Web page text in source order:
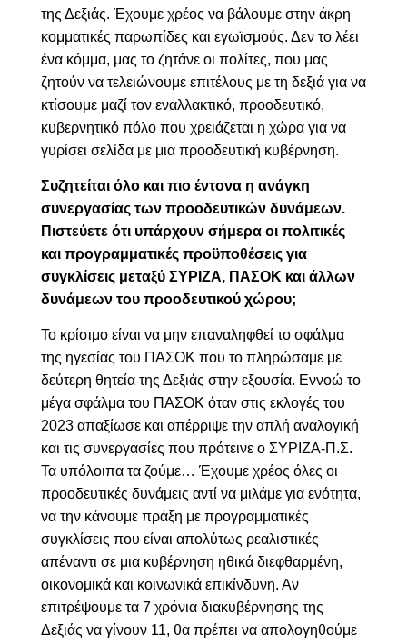
της Δεξιάς. Έχουμε χρέος να βάλουμε στην άκρη
κομματικές παρωπίδες και εγωϊσμούς. Δεν το λέει
ένα κόμμα, μας το ζητάνε οι πολίτες, που μας
ζητούν να τελειώνουμε επιτέλους με τη δεξιά για να
κτίσουμε μαζί τον εναλλακτικό, προοδευτικό,
κυβερνητικό πόλο που χρειάζεται η χώρα για να
γυρίσει σελίδα με μια προοδευτική κυβέρνηση.
Συζητείται όλο και πιο έντονα η ανάγκη
συνεργασίας των προοδευτικών δυνάμεων.
Πιστεύετε ότι υπάρχουν σήμερα οι πολιτικές
και προγραμματικές προϋποθέσεις για
συγκλίσεις μεταξύ ΣΥΡΙΖΑ, ΠΑΣΟΚ και άλλων
δυνάμεων του προοδευτικού χώρου;
Το κρίσιμο είναι να μην επαναληφθεί το σφάλμα
της ηγεσίας του ΠΑΣΟΚ που το πληρώσαμε με
δεύτερη θητεία της Δεξιάς στην εξουσία. Εννοώ το
μέγα σφάλμα του ΠΑΣΟΚ όταν στις εκλογές του
2023 απαξίωσε και απέρριψε την απλή αναλογική
και τις συνεργασίες που πρότεινε ο ΣΥΡΙΖΑ-Π.Σ.
Τα υπόλοιπα τα ζούμε… Έχουμε χρέος όλες οι
προοδευτικές δυνάμεις αντί να μιλάμε για ενότητα,
να την κάνουμε πράξη με προγραμματικές
συγκλίσεις που είναι απολύτως ρεαλιστικές
απέναντι σε μια κυβέρνηση ηθικά διεφθαρμένη,
οικονομικά και κοινωνικά επικίνδυνη. Αν
επιτρέψουμε τα 7 χρόνια διακυβέρνησης της
Δεξιάς να γίνουν 11, θα πρέπει να απολογηθούμε